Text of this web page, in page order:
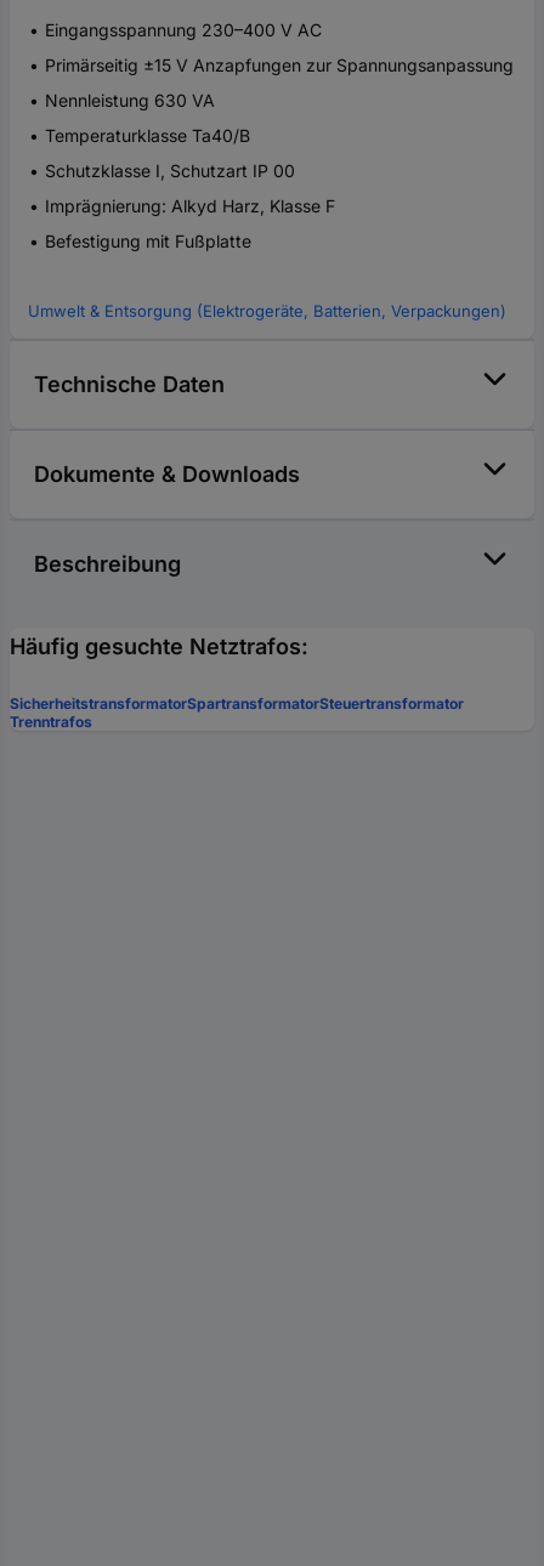
Eingangsspannung 230–400 V AC
Primärseitig ±15 V Anzapfungen zur Spannungsanpassung
Nennleistung 630 VA
Temperaturklasse Ta40/B
Schutzklasse I, Schutzart IP 00
Imprägnierung: Alkyd Harz, Klasse F
Befestigung mit Fußplatte
Umwelt & Entsorgung (Elektrogeräte, Batterien, Verpackungen)
Technische Daten
Dokumente & Downloads
Beschreibung
Häufig gesuchte Netztrafos:
SicherheitstransformatorSpartransformatorSteuertransformator
Trenntrafos